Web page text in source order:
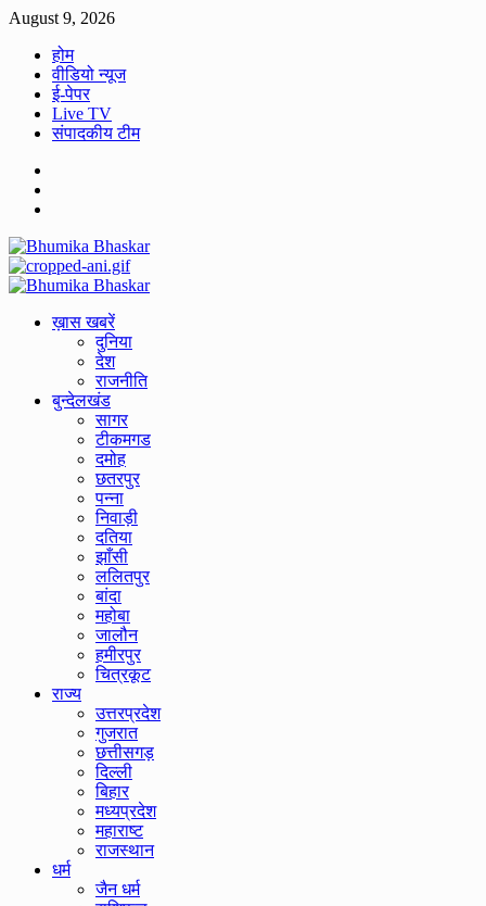
Skip
content
August 9, 2026
होम
वीडियो न्यूज
ई-पेपर
Live TV
संपादकीय टीम
Primary
ख़ास खबरें
दुनिया
देश
राजनीति
बुन्देलखंड
सागर
टीकमगड
दमोह
छतरपुर
पन्ना
निवाड़ी
दतिया
झाँसी
ललितपुर
बांदा
महोबा
जालौन
हमीरपुर
चित्रकूट
राज्य
उत्तरप्रदेश
गुजरात
छत्तीसगड़
दिल्ली
बिहार
मध्यप्रदेश
महाराष्ट
राजस्थान
धर्म
जैन धर्म